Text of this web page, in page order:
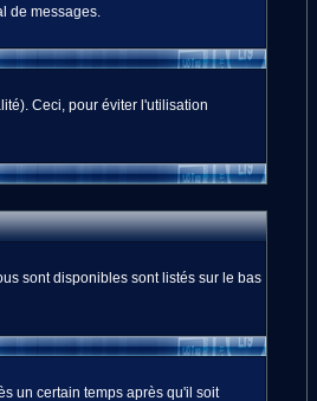
de messages.
Ceci, pour éviter l'utilisation
sont disponibles sont listés sur le bas
un certain temps après qu'il soit